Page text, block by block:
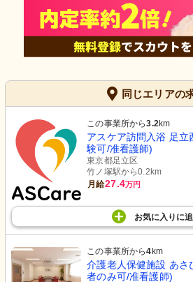
同じエリアの
この事業所から3.2km
アスケア訪問入浴 足
験可/准看護師)
東京都足立区
竹ノ塚駅から0.2km
月給27.4万円
お気に入り に
この事業所から4 km
介護老人保健施設 あ
者のみ可/准看護師)